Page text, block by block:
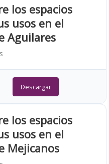
los espacios
usos en el
Aguilares
Descargar
los espacios
usos en el
Mejicanos